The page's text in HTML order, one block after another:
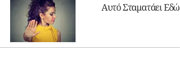
Αυτό Σταματάει Εδώ